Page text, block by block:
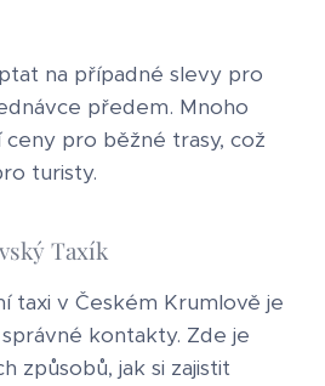
na případné slevy pro
předem. Mnoho
ceny pro běžné trasy, což
turisty.
Taxík
taxi v Českém Krumlově je
kontakty. Zde je
způsobů, jak si zajistit